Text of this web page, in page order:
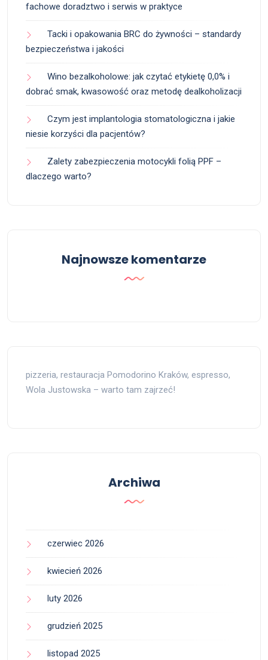
fachowe doradztwo i serwis w praktyce
Tacki i opakowania BRC do żywności – standardy
bezpieczeństwa i jakości
Wino bezalkoholowe: jak czytać etykietę 0,0% i
dobrać smak, kwasowość oraz metodę dealkoholizacji
Czym jest implantologia stomatologiczna i jakie
niesie korzyści dla pacjentów?
Zalety zabezpieczenia motocykli folią PPF –
dlaczego warto?
Najnowsze komentarze
pizzeria, restauracja Pomodorino Kraków, espresso,
Wola Justowska – warto tam zajrzeć!
Archiwa
czerwiec 2026
kwiecień 2026
luty 2026
grudzień 2025
listopad 2025